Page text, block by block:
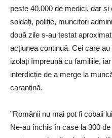
peste 40.000 de medici, dar
soldați, poliție, muncitori
două zile s-au testat
acțiunea continuă. Cei care
izolați împreună cu familiile,
interdicție de a merge la
carantină.
”Românii nu mai pot fi cobaii
Ne-au închis în case la 300